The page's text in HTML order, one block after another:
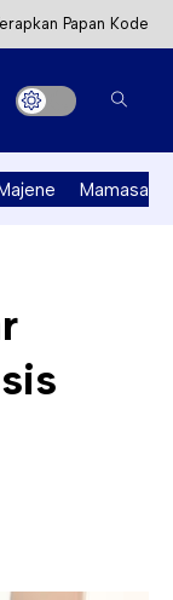
Papan Kode
Desa Lotang Salo
Tapalang
ke Kalimantan
SAPO
Mamuju
Emas Ilegal
Mamasa